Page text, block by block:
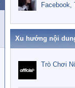
Facebook,
Xu hướng nội
Trò Chơi